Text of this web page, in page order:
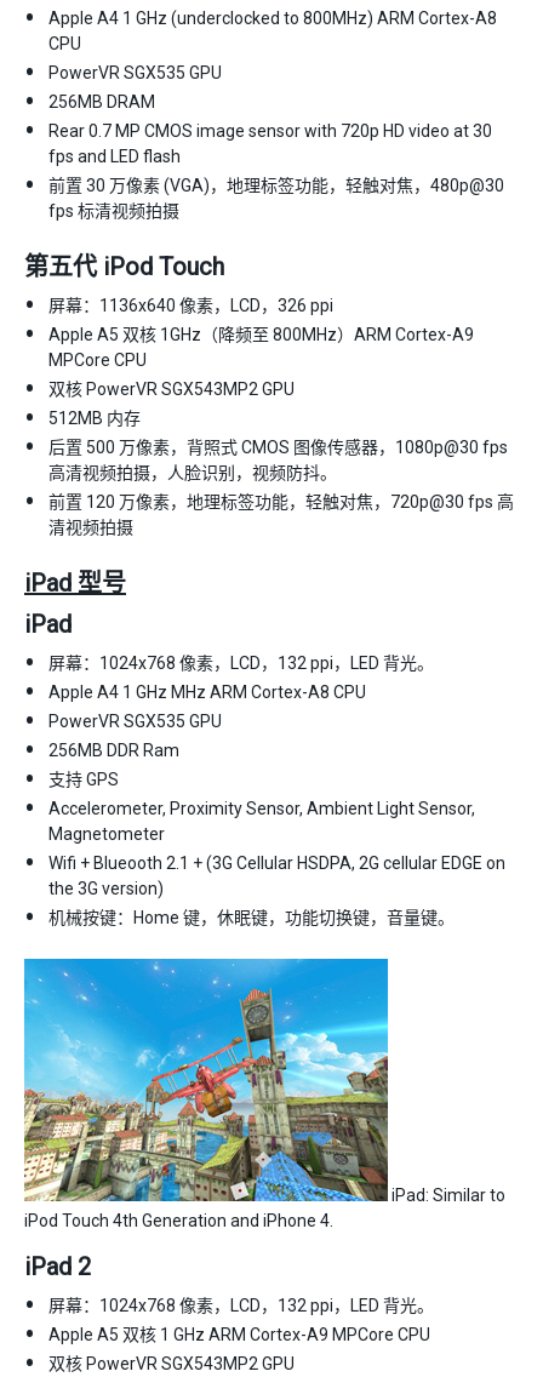
Apple A4 1 GHz (underclocked to 800MHz) ARM Cortex-A8
CPU
PowerVR SGX535 GPU
256MB DRAM
Rear 0.7 MP CMOS image sensor with 720p HD video at 30
fps and LED flash
前置 30 万像素 (VGA)，地理标签功能，轻触对焦，480p@30
fps 标清视频拍摄
第五代 iPod Touch
屏幕：1136x640 像素，LCD，326 ppi
Apple A5 双核 1GHz（降频至 800MHz）ARM Cortex-A9
MPCore CPU
双核 PowerVR SGX543MP2 GPU
512MB 内存
后置 500 万像素，背照式 CMOS 图像传感器，1080p@30 fps
高清视频拍摄，人脸识别，视频防抖。
前置 120 万像素，地理标签功能，轻触对焦，720p@30 fps 高
清视频拍摄
iPad 型号
iPad
屏幕：1024x768 像素，LCD，132 ppi，LED 背光。
Apple A4 1 GHz MHz ARM Cortex-A8 CPU
PowerVR SGX535 GPU
256MB DDR Ram
支持 GPS
Accelerometer, Proximity Sensor, Ambient Light Sensor,
Magnetometer
Wifi + Blueooth 2.1 + (3G Cellular HSDPA, 2G cellular EDGE on
the 3G version)
机械按键：Home 键，休眠键，功能切换键，音量键。
iPad: Similar to
iPod Touch 4th Generation and iPhone 4.
iPad 2
屏幕：1024x768 像素，LCD，132 ppi，LED 背光。
Apple A5 双核 1 GHz ARM Cortex-A9 MPCore CPU
双核 PowerVR SGX543MP2 GPU